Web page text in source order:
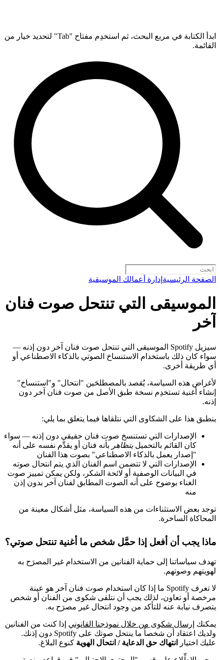
ابدأ الكتابة في مربع البحث، ثم استخدِم مفتاح "Tab" لتحديد خيار من
القائمة.
الصفحة الرئيسية إدارة أعمالك الموسيقية
الموسيقى التي تنتحل صوت فنان
آخر
سيزيل Spotify الموسيقى التي تنتحل صوت فنان آخر دون إذنه —
سواء كان ذلك باستخدام الاستنساخ الصوتي بالذكاء الاصطناعي أو
أي طريقة أخرى.
لأغراض هذه السياسة، يُقصد بالمصطلحَين "انتحال" و"استنساخ"
إنشاء أغنية تستخدِم نسخة طبق الأصل من صوت فنان آخر دون
إذنه.
ينطبق هذا على الشكاوى التي نتلقاها فيما يتعلق بما يلي:
الإصدارات التي تستنسخ صوت فنان حقيقي دون إذنه — سواء
كان القائم بالتحميليتظاهر بأنه فنان أو يقدِّم نفسه على أنه
"إصدار يعمل بالذكاء الاصطناعي" بصوت هذا الفنان
الإصدارات التي لا تتضمن اسم الفنان الذي يتم انتحال صوته
في البيانات الوصفية أو لائحة الشكر، ولكن يمكن تمييز صوت
الغناء بوضوح على أنه الصوت المطابق لفنان آخر بدون إذن
منه
توجد بعض الاستثناءات من هذه السياسة، مثل أشكال معينة من
المحاكاة الساخرة.
ماذا يجب أن أفعل إذا حمَّل شخص ما أغنية تنتحل صوتي؟
تهدف سياساتنا إلى حماية الفنانين من الاستخدام غير المصرَح به
لهويتهم وصوتهم.
لا تعرف Spotify ما إذا كان استخدام صوت فنان آخر هو عينة
مرخصة أو تعاون، لذلك يجب أن نتلقى شكوى من الفنان أو شخص
يتصرف نيابة عنه للتأكد من وجود انتحال غير مصرَح به.
يمكنك إرسال شكوى من خلال نموذجنا القانوني إذا كنت من الفنانين
ولديك اعتقاد أن شخصاً ما ينتحل صوتك على Spotify دون إذنك.
عليك اختيار
انتهاك حق الدعاية / انتحال الهوية كنوع البلاغ.